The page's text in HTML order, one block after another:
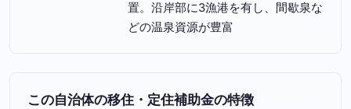
置。沿岸部に3漁港を有し、間歇泉な
どの温泉資源が豊富
この自治体の移住・定住補助金の特徴